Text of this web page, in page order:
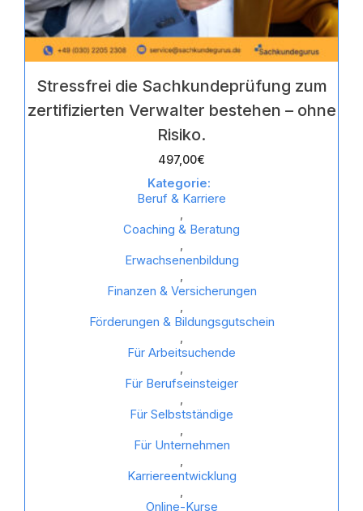
Stressfrei die Sachkundeprüfung zum
zertifizierten Verwalter bestehen – ohne
Risiko.
497,00€
Kategorie:
Beruf & Karriere
,
Coaching & Beratung
,
Erwachsenenbildung
,
Finanzen & Versicherungen
,
Förderungen & Bildungsgutschein
,
Für Arbeitsuchende
,
Für Berufseinsteiger
,
Für Selbstständige
,
Für Unternehmen
,
Karriereentwicklung
,
Online-Kurse